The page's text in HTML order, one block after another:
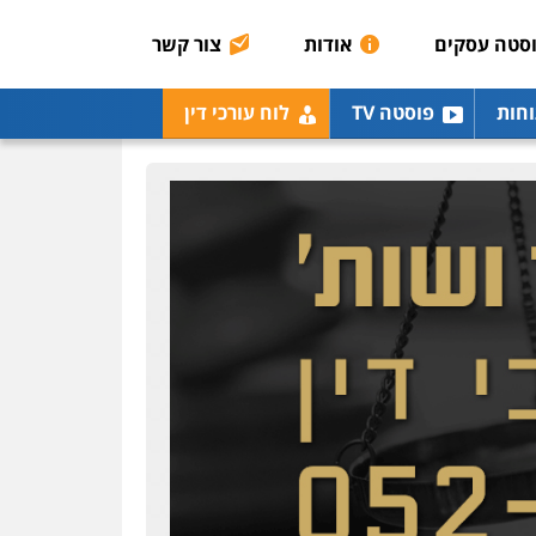
עסקים אודות צור קשר
פוסטה TV לוח עורכי דין
מחיקת כתבות מגוגל
ודחיקת אזכורים שליליים
דין
0522508109
אחסון אתרים
תמיכה
לעורכי דין
שירותים מקצועיים לעורכי
מאיה בלום, עו"ס,
טיפול ושיקום